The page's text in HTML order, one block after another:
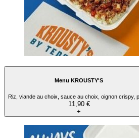
Menu KROUSTY'S
Riz, viande au choix, sauce au choix, oignon crispy,
11,90 €
+